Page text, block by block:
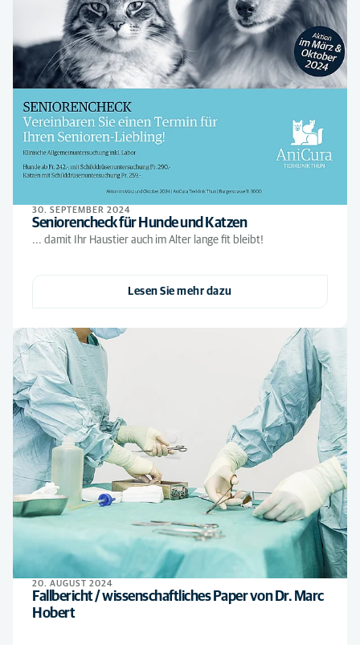
30. SEPTEMBER 2024
Seniorencheck für Hunde und Katzen
... damit Ihr Haustier auch im Alter lange fit bleibt!
Lesen Sie mehr dazu
20. AUGUST 2024
Fallbericht / wissenschaftliches Paper von Dr. Marc
Hobert